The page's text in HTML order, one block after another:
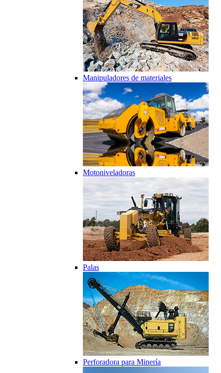
Manipuladores de materiales
Motoniveladoras
Palas
Perforadora para Minería